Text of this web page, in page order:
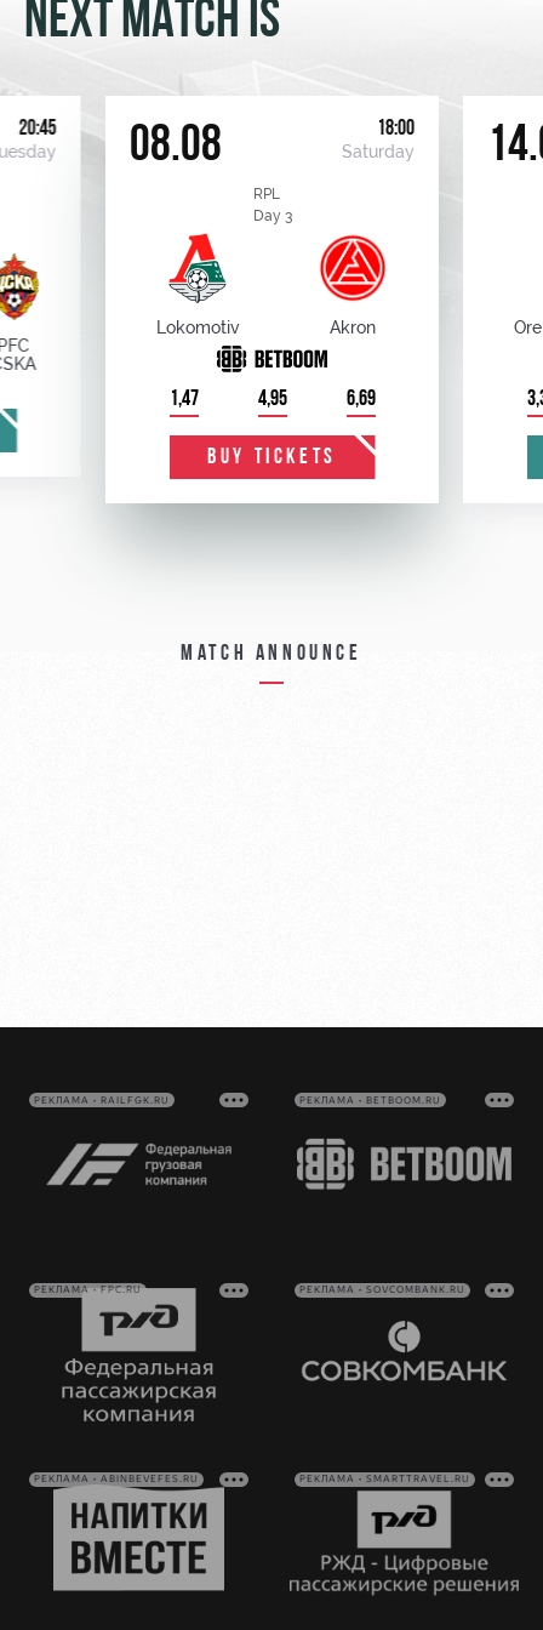
NEXT MATCH IS
20:45 08.08 18:00
Saturday
RPL
Day 3
Lokomotiv Akron
1,47 4,95 6,69
BUY TICKETS
Match announce
РЕКЛАМА • RAILFGK.RU РЕКЛАМА • BETBOOM.RU
РЕКЛАМА • FPC.RU РЕКЛАМА • SOVCOMBANK.RU
РЕКЛАМА • ABINBEVEFES.RU РЕКЛАМА • SMARTTRAVEL.RU